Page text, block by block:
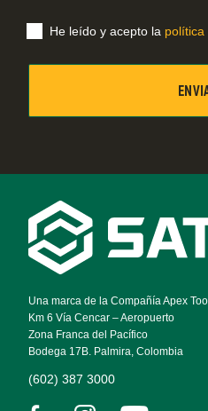
Footer
Navigation
Una marca de la Compañía Apex
Km 6 Vía Cencar – Aeropuerto
Zona Franca del Pacífico
Bodega 17B. Palmira, Colombia
(602) 387 3000
electrónico
He leído y acepto la política